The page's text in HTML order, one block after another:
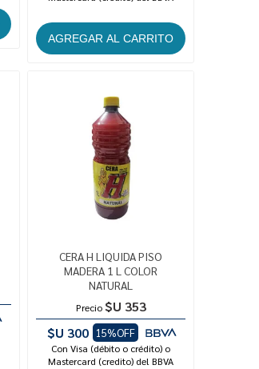
CERA H LIQUIDA PISO
MADERA 1 L COLOR
NATURAL
Precio $U 353
$U 300
15%OFF
Con Visa (débito o crédito) o
Mastercard (credito) del BBVA